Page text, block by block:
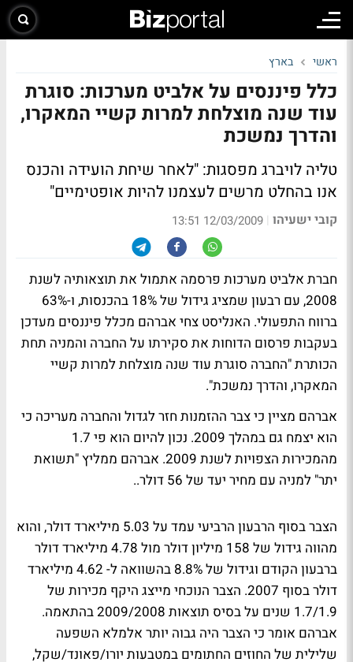
ראשי בארץ
כלל פיננסים על אלביט מערכות: סוגרת
עוד שנה מוצלחת למרות קשיי המאקרו,
והדרך נמשכת
טליה לויברג מפסגות: "לאחר שיחת הועידה והכנס
אנו בהחלט מרשים לעצמנו להיות אופטימיים"
קובי ישעיהו |
12/03/2009 13:51
חברת אלביט מערכות פרסמה אתמול את תוצאותיה לשנת
2008, עם רבעון שמציג גידול של 18% בהכנסות, ו-63%
ברווח התפעולי. האנליסט צחי אברהם מכלל פיננסים מעדכן
בעקבות פרסום הדוחות את סקירתו על החברה והמניה תחת
הכותרת "החברה סוגרת עוד שנה מוצלחת למרות קשיי
המאקרו, והדרך נמשכת".
אברהם מציין כי צבר ההזמנות חזר לגדול והחברה מעריכה כי
הוא יצמח גם במהלך 2009. נכון להיום הוא פי 1.7
מהמכירות הצפויות לשנת 2009. אברהם ממליץ "תשואת
יתר" למניה עם מחיר יעד של 56 דולר..
הצבר בסוף הרבעון הרביעי עמד על 5.03 מיליארד דולר, והוא
מהווה גידול של 158 מיליון דולר מול 4.78 מיליארד דולר
ברבעון הקודם וגידול של 8.8% בהשוואה ל- 4.62 מיליארד
דולר בסוף 2007. הצבר הנוכחי מייצג היקף מכירות של
1.7/1.9 שנים על בסיס תוצאות 2009/2008 בהתאמה.
אברהם אומר כי הצבר היה גבוה יותר אלמלא השפעה
שלילית של החוזים החתומים במטבעות יורו/פאונד/שקל,